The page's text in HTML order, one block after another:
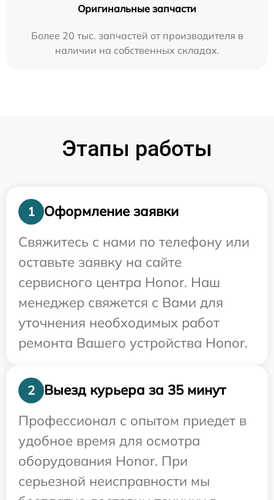
Оригинальные запчасти
Более 20 тыс. запчастей от производителя в
наличии на собственных складах.
Этапы работы
1
Оформление заявки
Свяжитесь с нами по телефону или
оставьте заявку на сайте
сервисного центра Honor. Наш
менеджер свяжется с Вами для
уточнения необходимых работ
ремонта Вашего устройства Honor.
2
Выезд курьера за 35 минут
Профессионал с опытом приедет в
удобное время для осмотра
оборудования Honor. При
серьезной неисправности мы